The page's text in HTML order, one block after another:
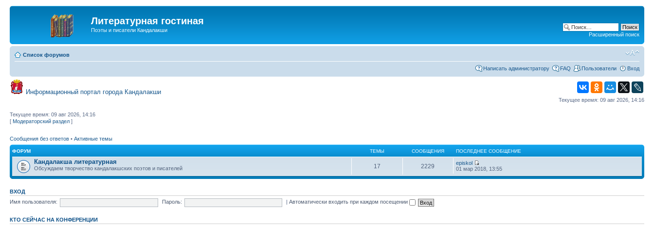
Литературная гостиная
Поэты и писатели Кандалакши
Расширенный поиск
Список форумов
Написать администратору FAQ Пользователи Вход
Информационный портал города Кандалакши
Текущее время: 09 авг 2026, 14:16
Текущее время: 09 авг 2026, 14:16
[ Модераторский раздел ]
Сообщения без ответов • Активные темы
ФОРУМ ТЕМЫ СООБЩЕНИЯ ПОСЛЕДНЕЕ СООБЩЕНИЕ
Кандалакша литературная
Обсуждаем творчество кандалакшских поэтов и писателей 17 2229
episkol
01 мар 2018, 13:55
ВХОД
Имя пользователя:
Пароль: |Автоматически входить при каждом посещении
КТО СЕЙЧАС НА КОНФЕРЕНЦИИ